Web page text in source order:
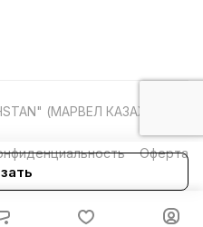
(МАРВЕЛ КАЗАХСТАН)
Оферта